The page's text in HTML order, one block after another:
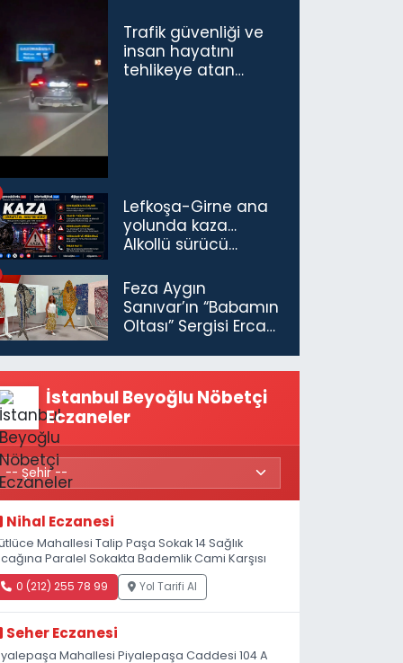
Trafik güvenliği ve
insan hayatını
tehlikeye atan
Lefkoşa-Girne ana
yolunda kaza…
Alkollü sürücü
Feza Aygın
Sanıvar’ın “Babamın
Oltası” Sergisi Ercan
İstanbul Beyoğlu Nöbetçi
Eczaneler
Nihal Eczanesi
Mahallesi Talip Paşa Sokak 14 Sağlık
Paralel Sokakta Bademlik Cami Karşısı
0 (212) 255 78 99 Yol Tarifi Al
Seher Eczanesi
Mahallesi Piyalepaşa Caddesi 104 A